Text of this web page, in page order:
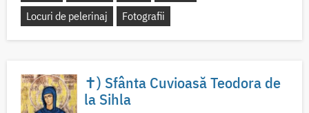
Locuri de pelerinaj
Fotografii
✝) Sfânta Cuvioasă Teodora de
la Sihla